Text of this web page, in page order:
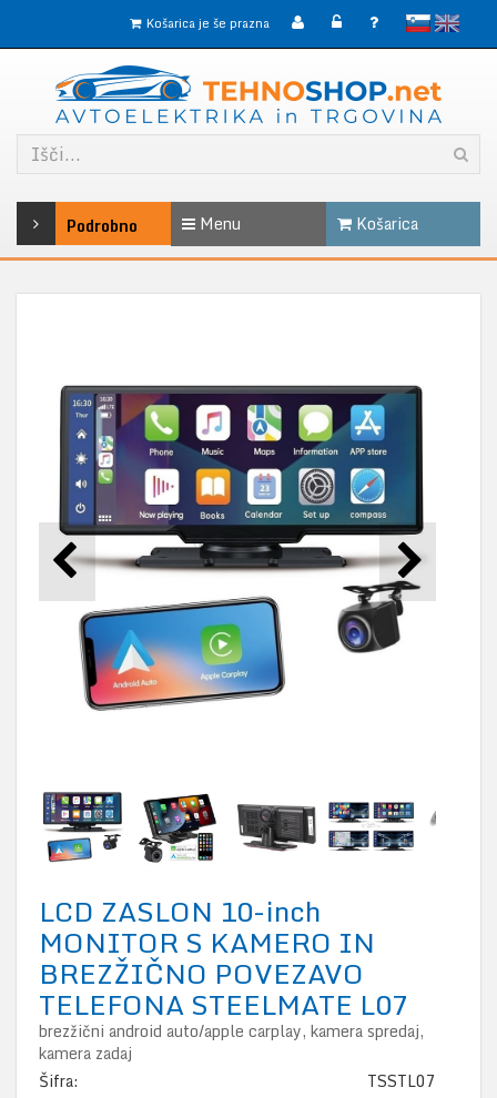
slovenskoEnglish
Košarica je še prazna
Podrobno Menu Košarica
LCD ZASLON 10-inch
MONITOR S KAMERO IN
BREZŽIČNO POVEZAVO
TELEFONA STEELMATE L07
brezžični android auto/apple carplay, kamera spredaj,
kamera zadaj
Šifra:
TSSTL07